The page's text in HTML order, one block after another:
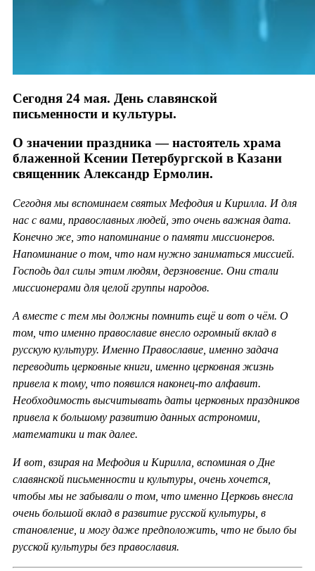
Сегодня 24 мая. День славянской
письменности и культуры.
О значении праздника — настоятель храма
блаженной Ксении Петербургской в Казани
священник Александр Ермолин.
Сегодня мы вспоминаем святых Мефодия и Кирилла. И для
нас с вами, православных людей, это очень важная дата.
Конечно же, это напоминание о памяти миссионеров.
Напоминание о том, что нам нужно заниматься миссией.
Господь дал силы этим людям, дерзновение. Они стали
миссионерами для целой группы народов.
А вместе с тем мы должны помнить ещё и вот о чём. О
том, что именно православие внесло огромный вклад в
русскую культуру. Именно Православие, именно задача
переводить церковные книги, именно церковная жизнь
привела к тому, что появился наконец-то алфавит.
Необходимость высчитывать даты церковных праздников
привела к большому развитию данных астрономии,
математики и так далее.
И вот, взирая на Мефодия и Кирилла, вспоминая о Дне
славянской письменности и культуры, очень хочется,
чтобы мы не забывали о том, что именно Церковь внесла
очень большой вклад в развитие русской культуры, в
становление, и могу даже предположить, что не было бы
русской культуры без православия.